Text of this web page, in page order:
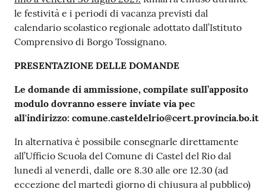
le festività e i periodi di vacanza previsti dal
calendario scolastico regionale adottato dall’Istituto
Comprensivo di Borgo Tossignano.
PRESENTAZIONE DELLE DOMANDE
Le domande di ammissione, compilate sull’apposito
modulo dovranno essere inviate via pec
all'indirizzo: comune.casteldelrio@cert.provincia.bo.it
In alternativa è possibile consegnarle direttamente
all’Ufficio Scuola del Comune di Castel del Rio dal
lunedì al venerdì, dalle ore 8.30 alle ore 12.30 (ad
eccezione del martedì giorno di chiusura al pubblico)